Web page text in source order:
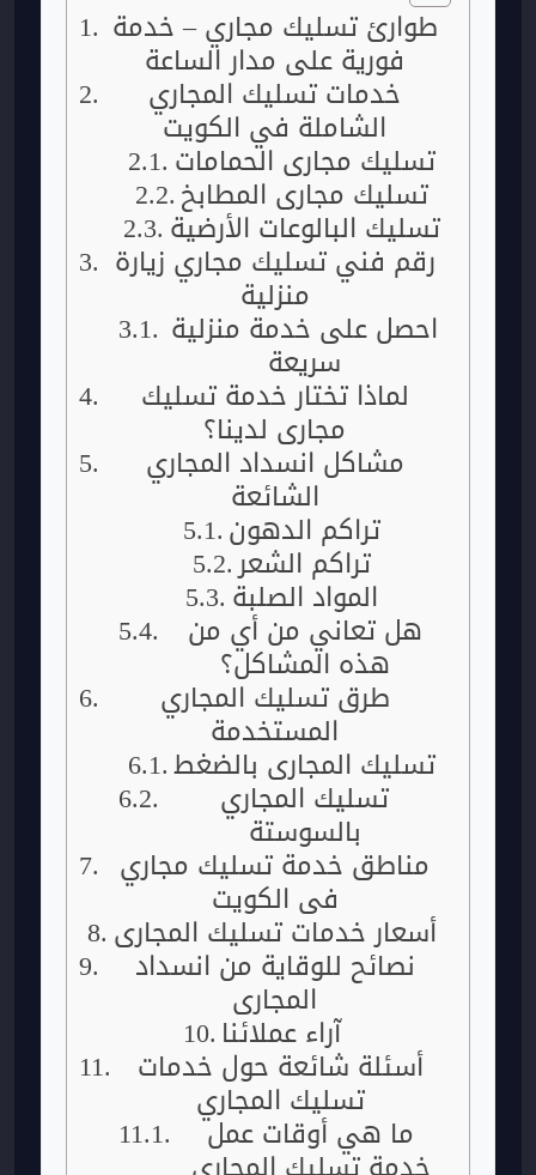
طوارئ تسليك مجاري – خدمة
فورية على مدار الساعة
خدمات تسليك المجاري
الشاملة في الكويت
تسليك مجاري الحمامات
تسليك مجاري المطابخ
تسليك البالوعات الأرضية
رقم فني تسليك مجاري زيارة
منزلية
احصل على خدمة منزلية
سريعة
لماذا تختار خدمة تسليك
مجاري لدينا؟
مشاكل انسداد المجاري
الشائعة
تراكم الدهون
تراكم الشعر
المواد الصلبة
هل تعاني من أي من
هذه المشاكل؟
طرق تسليك المجاري
المستخدمة
تسليك المجاري بالضغط
تسليك المجاري
بالسوستة
مناطق خدمة تسليك مجاري
في الكويت
أسعار خدمات تسليك المجاري
نصائح للوقاية من انسداد
المجاري
آراء عملائنا
أسئلة شائعة حول خدمات
تسليك المجاري
ما هي أوقات عمل